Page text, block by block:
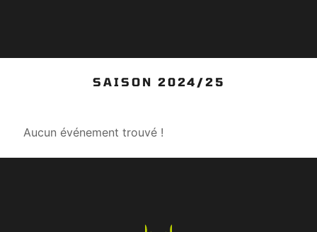
SAISON 2024/25
Aucun événement trouvé !